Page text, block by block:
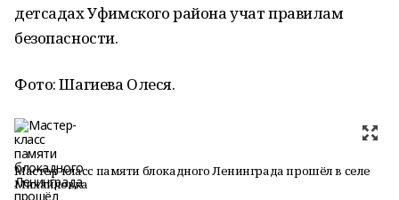
детсадах Уфимского района учат правилам
безопасности.
Фото: Шагиева Олеся.
Мастер-класс памяти блокадного Ленинграда прошёл в селе
Михайловка